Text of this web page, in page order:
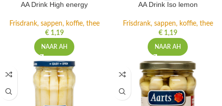
AA Drink High energy
Frisdrank, sappen, koffie, thee
€1,19
NAAR AH
AA Drink Iso lemon
Frisdrank, sappen, koffie, thee
€1,19
NAAR AH